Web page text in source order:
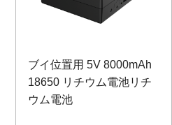
ブイ位置用 5V 8000mAh
18650 リチウム電池リチ
ウム電池